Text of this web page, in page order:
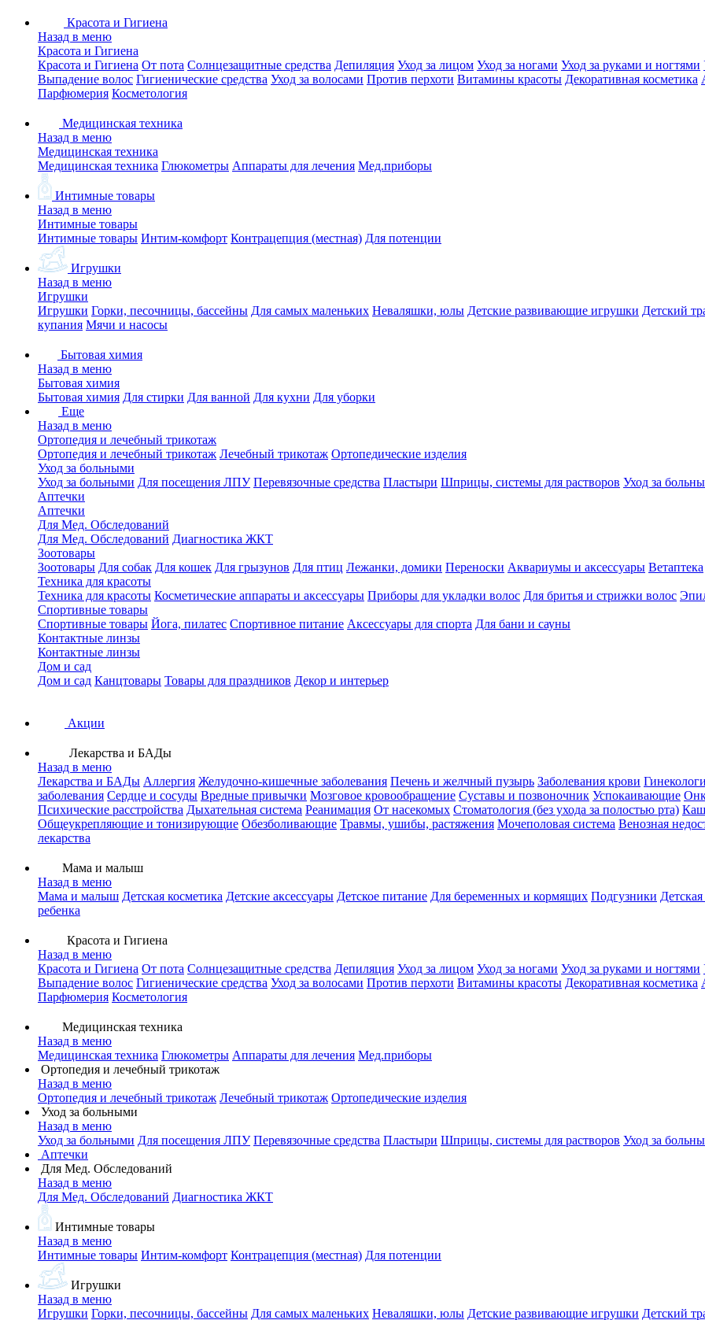
Красота и Гигиена
Назад в меню
Красота и Гигиена
Красота и Гигиена От пота Солнцезащитные средства Депиляция Уход за лицом Уход за ногами Уход за руками и ногтями
Выпадение волос Гигиенические средства Уход за волосами Против перхоти Витамины красоты Декоративная косметика
Парфюмерия Косметология
Медицинская техника
Назад в меню
Медицинская техника
Медицинская техника Глюкометры Аппараты для лечения Мед.приборы
Интимные товары
Назад в меню
Интимные товары
Интимные товары Интим-комфорт Контрацепция (местная) Для потенции
Игрушки
Назад в меню
Игрушки
Игрушки Горки, песочницы, бассейны Для самых маленьких Неваляшки, юлы Детские развивающие игрушки Детский
купания Мячи и насосы
Бытовая химия
Назад в меню
Бытовая химия
Бытовая химия Для стирки Для ванной Для кухни Для уборки
Еще
Назад в меню
Ортопедия и лечебный трикотаж
Ортопедия и лечебный трикотаж Лечебный трикотаж Ортопедические изделия
Уход за больными
Уход за больными Для посещения ЛПУ Перевязочные средства Пластыри Шприцы, системы для растворов Уход за
Аптечки
Аптечки
Для Мед. Обследований
Для Мед. Обследований Диагностика ЖКТ
Зоотовары
Зоотовары Для собак Для кошек Для грызунов Для птиц Лежанки, домики Переноски Аквариумы и аксессуары Ветаптека
Техника для красоты
Техника для красоты Косметические аппараты и аксессуары Приборы для укладки волос Для бритья и стрижки волос
Спортивные товары
Спортивные товары Йога, пилатес Спортивное питание Аксессуары для спорта Для бани и сауны
Контактные линзы
Контактные линзы
Дом и сад
Дом и сад Канцтовары Товары для праздников Декор и интерьер
Акции
Лекарства и БАДы
Назад в меню
Лекарства и БАДы Аллергия Желудочно-кишечные заболевания Печень и желчный пузырь Заболевания крови
заболевания Сердце и сосуды Вредные привычки Мозговое кровообращение Суставы и позвоночник Успокаивающие
Психические расстройства Дыхательная система Реанимация От насекомых Стоматология (без ухода за полостью рта)
Общеукрепляющие и тонизирующие Обезболивающие Травмы, ушибы, растяжения Мочеполовая система Венозная
лекарства
Мама и малыш
Назад в меню
Мама и малыш Детская косметика Детские аксессуары Детское питание Для беременных и кормящих Подгузники
ребенка
Красота и Гигиена
Назад в меню
Красота и Гигиена От пота Солнцезащитные средства Депиляция Уход за лицом Уход за ногами Уход за руками и ногтями
Выпадение волос Гигиенические средства Уход за волосами Против перхоти Витамины красоты Декоративная косметика
Парфюмерия Косметология
Медицинская техника
Назад в меню
Медицинская техника Глюкометры Аппараты для лечения Мед.приборы
Ортопедия и лечебный трикотаж
Назад в меню
Ортопедия и лечебный трикотаж Лечебный трикотаж Ортопедические изделия
Уход за больными
Назад в меню
Уход за больными Для посещения ЛПУ Перевязочные средства Пластыри Шприцы, системы для растворов Уход за
Аптечки
Для Мед. Обследований
Назад в меню
Для Мед. Обследований Диагностика ЖКТ
Интимные товары
Назад в меню
Интимные товары Интим-комфорт Контрацепция (местная) Для потенции
Игрушки
Назад в меню
Игрушки Горки, песочницы, бассейны Для самых маленьких Неваляшки, юлы Детские развивающие игрушки Детский